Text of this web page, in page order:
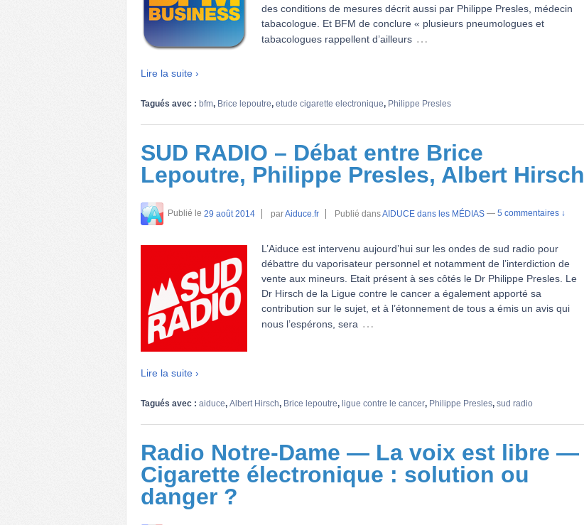
des conditions de mesures décrit aussi par Philippe Presles, médecin
tabacologue. Et BFM de conclure « plusieurs pneumologues et
tabacologues rappellent d’ailleurs …
Lire la suite ›
Tagués avec : bfm, Brice lepoutre, etude cigarette electronique, Philippe Presles
SUD RADIO – Débat entre Brice
Lepoutre, Philippe Presles, Albert Hirsch
Publié le 29 août 2014 parAiduce.fr Publié dansAIDUCE dans les MÉDIAS — 5 commentaires ↓
L’Aiduce est intervenu aujourd’hui sur les ondes de sud radio pour
débattre du vaporisateur personnel et notamment de l’interdiction de
vente aux mineurs. Etait présent à ses côtés le Dr Philippe Presles. Le
Dr Hirsch de la Ligue contre le cancer a également apporté sa
contribution sur le sujet, et à l’étonnement de tous a émis un avis qui
nous l’espérons, sera …
Lire la suite ›
Tagués avec : aiduce, Albert Hirsch, Brice lepoutre, ligue contre le cancer, Philippe Presles, sud radio
Radio Notre-Dame — La voix est libre —
Cigarette électronique : solution ou
danger ?